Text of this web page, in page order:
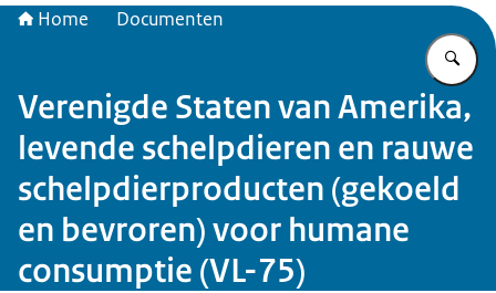
Home Documenten
Verenigde Staten van Amerika,
levende schelpdieren en rauwe
schelpdierproducten (gekoeld
en bevroren) voor humane
consumptie (VL-75)